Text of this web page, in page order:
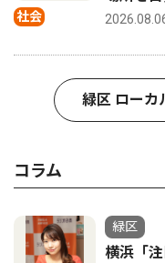
社会
緑区 ローカ
コラム
緑区
横浜「